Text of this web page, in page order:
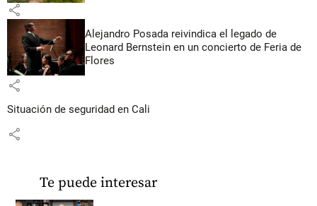
share
Alejandro Posada reivindica el legado de
Leonard Bernstein en un concierto de Feria de
Flores
share
Situación de seguridad en Cali
share
Te puede interesar